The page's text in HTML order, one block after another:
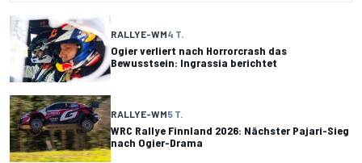
RALLYE-WM4 T.
Ogier verliert nach Horrorcrash das
Bewusstsein: Ingrassia berichtet
RALLYE-WM5 T.
WRC Rallye Finnland 2026: Nächster Pajari-Sieg
nach Ogier-Drama